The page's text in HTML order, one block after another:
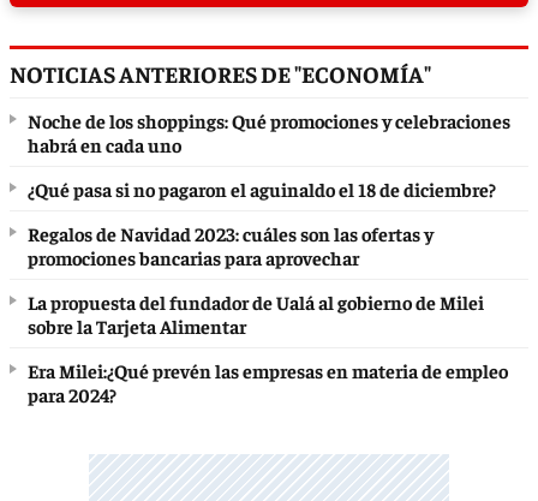
NOTICIAS ANTERIORES DE "ECONOMÍA"
Noche de los shoppings: Qué promociones y celebraciones
habrá en cada uno
¿Qué pasa si no pagaron el aguinaldo el 18 de diciembre?
Regalos de Navidad 2023: cuáles son las ofertas y
promociones bancarias para aprovechar
La propuesta del fundador de Ualá al gobierno de Milei
sobre la Tarjeta Alimentar
Era Milei:¿Qué prevén las empresas en materia de empleo
para 2024?